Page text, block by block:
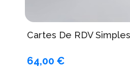
Cartes De RDV
64,00 €